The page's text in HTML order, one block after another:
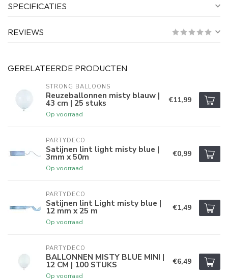
SPECIFICATIES
REVIEWS
GERELATEERDE PRODUCTEN
STRONG BALLOONS
Reuzeballonnen misty blauw |
43 cm | 25 stuks
Op voorraad
€11,99
PARTYDECO
Satijnen lint light misty blue |
3mm x 50m
Op voorraad
€0,99
PARTYDECO
Satijnen lint Light misty blue |
12 mm x 25 m
Op voorraad
€1,49
PARTYDECO
BALLONNEN MISTY BLUE MINI |
12 CM | 100 STUKS
Op voorraad
€6,49